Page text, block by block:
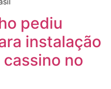
pediu
instalação
no